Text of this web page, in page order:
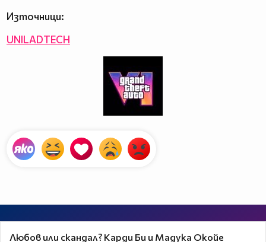
Източници:
UNILADTECH
Любов или скандал? Карди Би и Мадука Окойе